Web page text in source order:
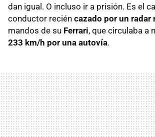
dan igual. O incluso ir a prisión. Es el
conductor recién cazado por un radar
mandos de su Ferrari, que circulaba a
233 km/h por una autovía.